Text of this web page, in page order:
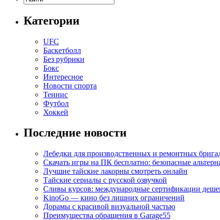
Категории
UFC
Баскетболл
Без рубрики
Бокс
Интересное
Новости спорта
Теннис
Футбол
Хоккей
Последние новости
Лебедки для производственных и ремонтных
Скачать игры на ПК бесплатно: безопасные
Лучшие тайские лакорны смотреть онлайн
Тайские сериалы с русской озвучкой
Сливы курсов: международные сертификации
KinoGo — кино без лишних ограничений
Дорамы с красивой визуальной частью
Преимущества обращения в Garage55